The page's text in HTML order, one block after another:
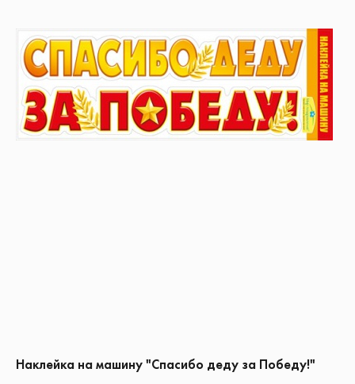
Наклейка на машину "Спасибо деду за Победу!"